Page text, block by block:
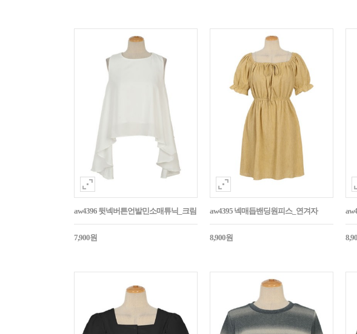
aw4396 뒷넥버튼언발민소매튜닉_크림
7,900원
aw4395 넥매듭밴딩원피스_연겨자
8,900원